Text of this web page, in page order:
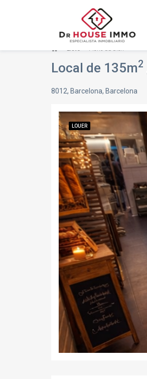
Liste Fiche du bien
Local de 135m2
8012, Barcelona, Barcelona
LOUER